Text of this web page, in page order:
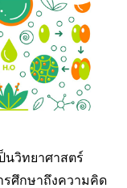
นวิทยาศาสตร์
รศึกษาถึงความคิด